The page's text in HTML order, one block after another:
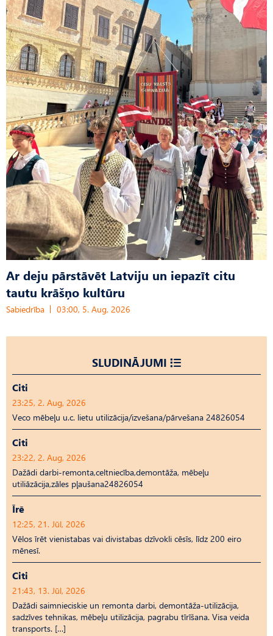
Ar deju pārstāvēt Latviju un iepazīt citu
tautu krāšņo kultūru
Sabiedrība 03:00, 5. Aug, 2026
SLUDINĀJUMI
Citi
23:25, 2. Aug, 2026
Veco mēbeļu u.c. lietu utilizācija/izvešana/pārvešana 24826054
Citi
23:22, 2. Aug, 2026
Dažādi darbi-remonta,celtniecība,demontāža, mēbeļu
utiliāzācija,zāles pļaušana24826054
Īrē
12:25, 21. Jūl, 2026
Vēlos īrēt vienistabas vai divistabas dzīvokli cēsīs, līdz 200 eiro
mēnesī.
Citi
21:43, 13. Jūl, 2026
Dažādi saimnieciskie un remonta darbi, demontāža-utilizācija,
sadzīves tehnikas, mēbeļu utilizācija, pagrabu tīrīšana. Visa veida
transports. […]